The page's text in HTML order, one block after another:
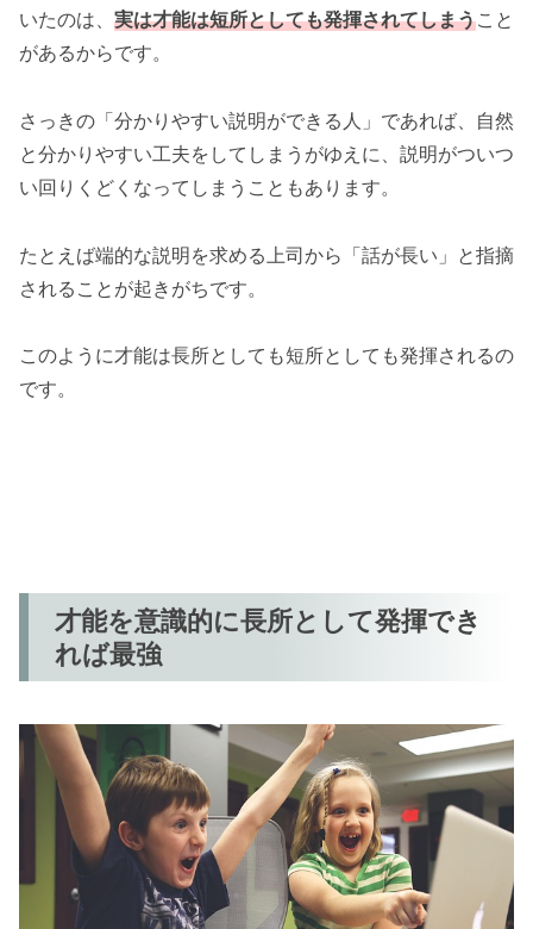
いたのは、 実は才能は短所としても発揮されてしまうこと
があるからです。
さっきの「分かりやすい説明ができる人」であれば、自然
と分かりやすい工夫をしてしまうがゆえに、説明がついつ
い回りくどくなってしまうこともあります。
たとえば端的な説明を求める上司から「話が長い」と指摘
されることが起きがちです。
このように才能は長所としても短所としても発揮されるの
です。
才能を意識的に長所として発揮でき
れば最強